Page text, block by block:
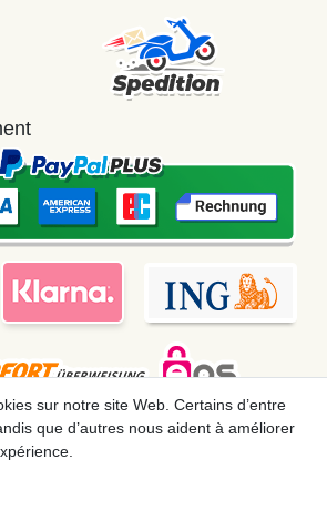
Déclaration de confidentialité
sur notre site Web. Certains d’entre
que d’autres nous aident à améliorer